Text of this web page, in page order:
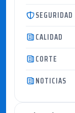
CALIDAD
CORTE
NOTICIAS